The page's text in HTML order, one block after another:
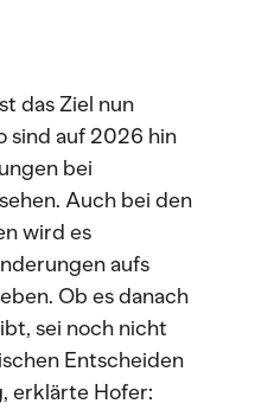
das Ziel nun
sind auf 2026 hin
bei
Auch bei den
wird es
aufs
Ob es danach
sei noch nicht
Entscheiden
erklärte Hofer: